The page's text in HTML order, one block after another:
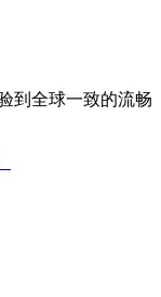
到全球一致的流畅